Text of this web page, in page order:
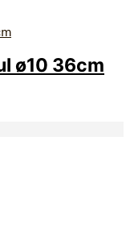
ø10 36cm